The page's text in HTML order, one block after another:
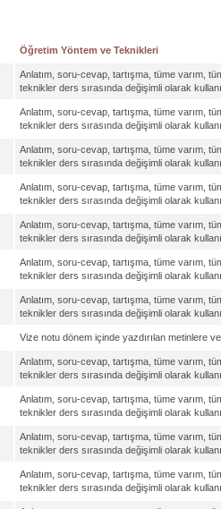
Öğretim Yöntem ve Teknikleri
Anlatım, soru-cevap, tartışma, tüme varım,
teknikler ders sırasında değişimli olarak
Anlatım, soru-cevap, tartışma, tüme varım,
teknikler ders sırasında değişimli olarak
Anlatım, soru-cevap, tartışma, tüme varım,
teknikler ders sırasında değişimli olarak
Anlatım, soru-cevap, tartışma, tüme varım,
teknikler ders sırasında değişimli olarak
Anlatım, soru-cevap, tartışma, tüme varım,
teknikler ders sırasında değişimli olarak
Anlatım, soru-cevap, tartışma, tüme varım,
teknikler ders sırasında değişimli olarak
Anlatım, soru-cevap, tartışma, tüme varım,
teknikler ders sırasında değişimli olarak
Vize notu dönem içinde yazdırılan metinlere
Anlatım, soru-cevap, tartışma, tüme varım,
teknikler ders sırasında değişimli olarak
Anlatım, soru-cevap, tartışma, tüme varım,
teknikler ders sırasında değişimli olarak
Anlatım, soru-cevap, tartışma, tüme varım,
teknikler ders sırasında değişimli olarak
Anlatım, soru-cevap, tartışma, tüme varım,
teknikler ders sırasında değişimli olarak